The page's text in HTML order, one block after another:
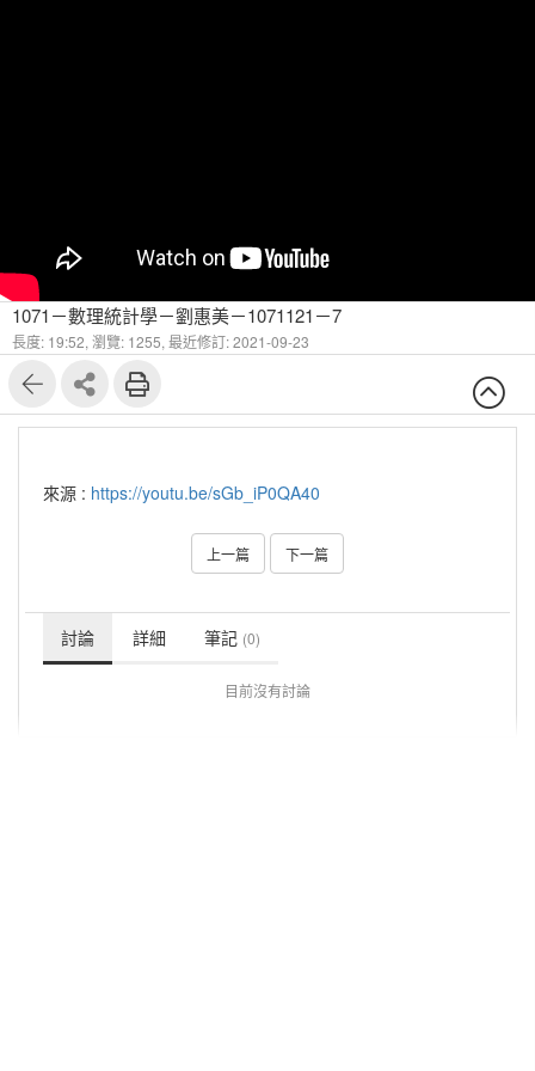
1071－數理統計學－劉惠美－1071121－7
長度: 19:52, 瀏覽: 1255, 最近修訂: 2021-09-23
來源 : https://youtu.be/sGb_iP0QA40
上一篇 下一篇
討論 詳細 筆記 (0)
目前沒有討論